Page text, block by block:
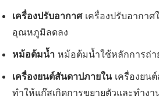
เครื่องปรับอากาศเครื่องปรับอากาศ
อุณหภูมิลดลง
หม้อต้มน้ำ หม้อต้มน้ำใช้หลักการถ่า
เครื่องยนต์สันดาปภายในเครื่องยนต์
ทำให้แก๊สเกิดการขยายตัวและทำงา